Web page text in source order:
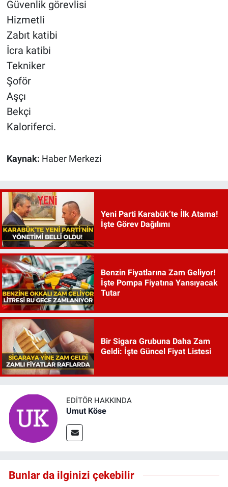
Güvenlik görevlisi
Hizmetli
Zabıt katibi
İcra katibi
Tekniker
Şoför
Aşçı
Bekçi
Kaloriferci.
Kaynak: Haber Merkezi
Yeni Parti Karabük’te İlk Atama!
İşte Görev Dağılımı
Benzin Fiyatlarına Zam Geliyor!
İşte Pompa Fiyatına Yansıyacak
Tutar
Bir Sigara Grubuna Daha Zam
Geldi: İşte Güncel Fiyat Listesi
EDITÖR HAKKINDA
Umut Köse
Bunlar da ilginizi çekebilir